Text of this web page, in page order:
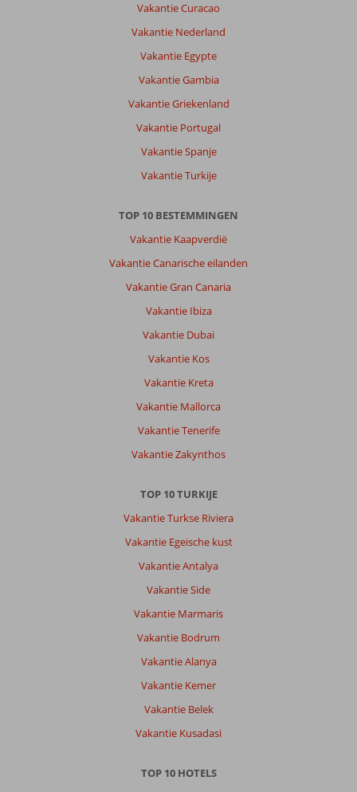
Vakantie Curacao
Vakantie Nederland
Vakantie Egypte
Vakantie Gambia
Vakantie Griekenland
Vakantie Portugal
Vakantie Spanje
Vakantie Turkije
TOP 10 BESTEMMINGEN
Vakantie Kaapverdië
Vakantie Canarische eilanden
Vakantie Gran Canaria
Vakantie Ibiza
Vakantie Dubai
Vakantie Kos
Vakantie Kreta
Vakantie Mallorca
Vakantie Tenerife
Vakantie Zakynthos
TOP 10 TURKIJE
Vakantie Turkse Riviera
Vakantie Egeische kust
Vakantie Antalya
Vakantie Side
Vakantie Marmaris
Vakantie Bodrum
Vakantie Alanya
Vakantie Kemer
Vakantie Belek
Vakantie Kusadasi
TOP 10 HOTELS